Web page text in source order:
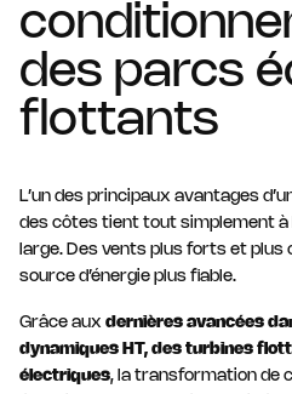
des parcs
flottants
L’un des principaux avantages
des côtes tient tout simplement à
large. Des vents plus forts et
source d’énergie plus fiable.
Grâce aux dernières avancées
dynamiques HT, des turbines
électriques, la transformation de